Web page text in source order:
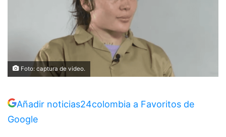
Foto: captura de video.
Añadir noticias24colombia a Favoritos de
Google